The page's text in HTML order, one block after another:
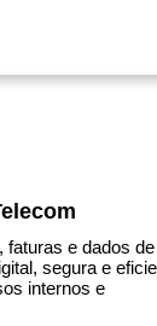
faturas e dados de
segura e
internos e